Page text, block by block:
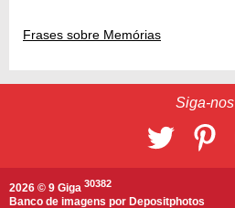
Frases sobre Memórias
Siga-nos
2026 © 9 Giga 30382
Banco de imagens por Depositphotos